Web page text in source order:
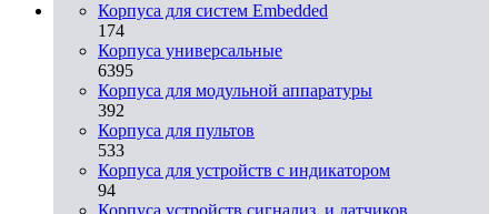
Корпуса для систем Embedded
174
Корпуса универсальные
6395
Корпуса для модульной аппаратуры
392
Корпуса для пультов
533
Корпуса для устройств с индикатором
94
Корпуса устройств сигнализ. и датчиков